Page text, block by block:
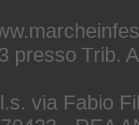
presso Trib.
via Fabio